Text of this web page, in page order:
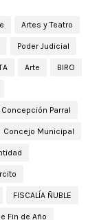
Artes y Teatro
Poder Judicial
Arte BIRO
Concepción Parral
Concejo Municipal
FISCALÍA ÑUBLE
Fin de Año